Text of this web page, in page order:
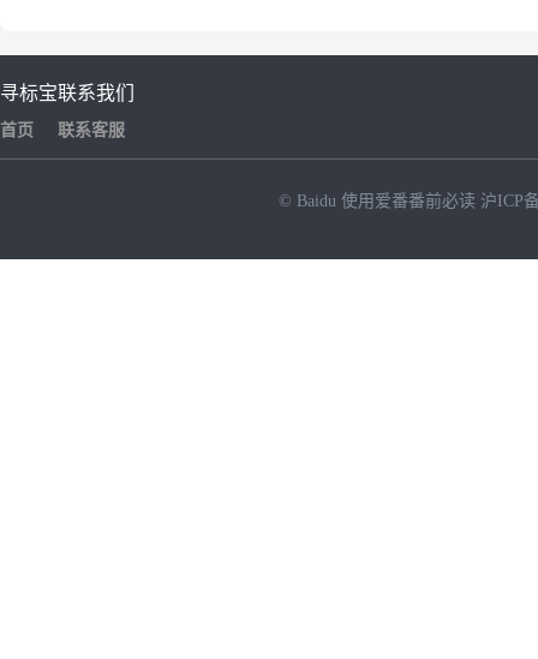
寻标宝
首页
联系我们
联系客服
© Baidu 使用爱番番前必读 沪ICP